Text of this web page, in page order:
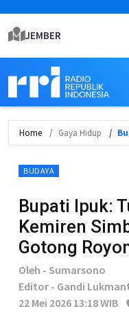
JEMBER
Home Gaya Hidup
BUDAYA
Bupati Ipuk:
Kemiren
Gotong
Oleh - Sumarsono
Editor - Gandi
22 Mei 2026 13:18 WIB